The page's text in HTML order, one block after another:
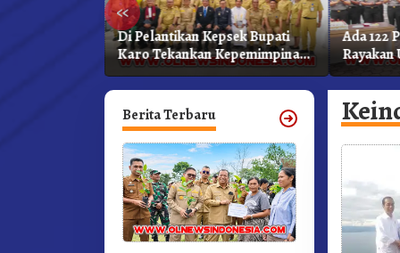
«
Di Pelantikan Kepsek Bupati
Karo Tekankan Kepemimpinan
Profesional Dongkrak Mutu
Pendidikan
Ada 122
Rayakan
Berita Terbaru